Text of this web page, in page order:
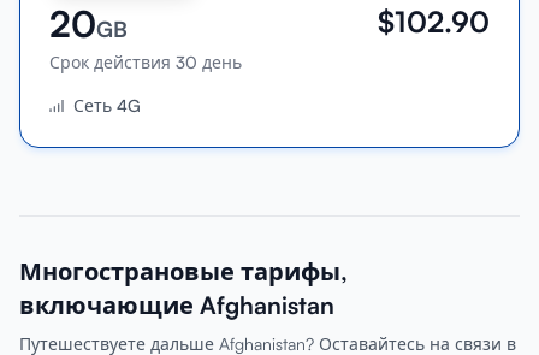
20GB
Срок действия 30 день
$102.90
Сеть 4G
Многострановые тарифы,
включающие Afghanistan
Путешествуете дальше Afghanistan? Оставайтесь на связи в